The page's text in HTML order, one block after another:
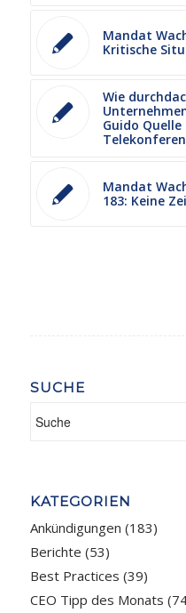
Mandat
Kritische
Wie
Guido
Mandat
183: Keine
SUCHE
KATEGORIEN
Ankündigungen (183)
Berichte (53)
Best Practices (39)
CEO Tipp des Monats